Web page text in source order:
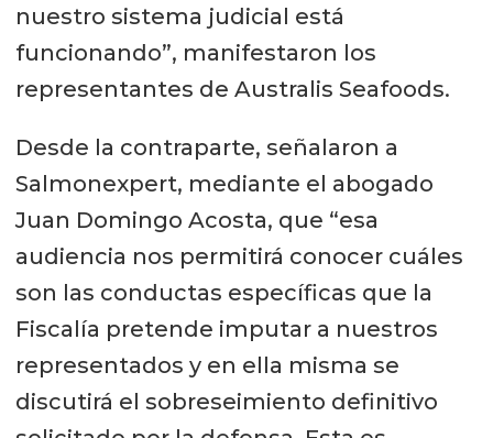
nuestro sistema judicial está
funcionando”, manifestaron los
representantes de Australis Seafoods.
Desde la contraparte, señalaron a
Salmonexpert, mediante el abogado
Juan Domingo Acosta, que “esa
audiencia nos permitirá conocer cuáles
son las conductas específicas que la
Fiscalía pretende imputar a nuestros
representados y en ella misma se
discutirá el sobreseimiento definitivo